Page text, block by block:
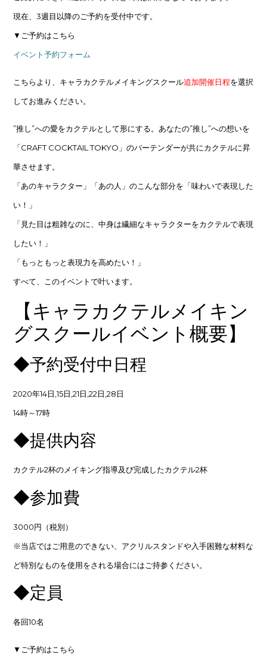
現在、3週目以降のご予約を受付中です。
▼ご予約はこちら
イベント予約フォーム
こちらより、キャラカクテルメイキングスクール追加開催日程を選択
してお進みください。
”推し”への愛をカクテルとして形にする。あなたの”推し”への想いを
「CRAFT COCKTAIL TOKYO」のバーテンダーが共にカクテルに昇
華させます。
「あのキャラクター」「あの人」のこんな部分を「味わいで表現した
い！」
「見た目は粗雑なのに、中身は繊細なキャラクターをカクテルで表現
したい！」
「もっともっと表現力を高めたい！」
すべて、このイベントで叶います。
【キャラカクテルメイキン
グスクールイベント概要】
◆予約受付中日程
2020年14日,15日,21日,22日,28日
14時～17時
◆提供内容
カクテル2杯のメイキング指導及び完成したカクテル2杯
◆参加費
3000円（税別）
※当店ではご用意のできない、アクリルスタンドや入手困難な材料な
ど特別なものを使用をされる場合にはご持参ください。
◆定員
各回10名
▼ご予約はこちら